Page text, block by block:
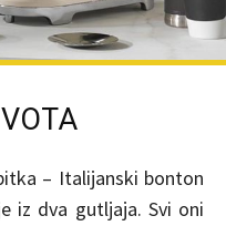
– Italijanski bonton
iz dva gutljaja. Svi oni